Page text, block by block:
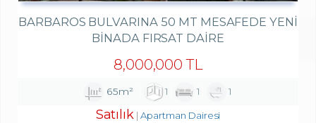
BARBAROS BULVARINA 50 MT MESAFEDE YENI
BINADA FIRSAT DAIRE
8,000,000 TL
65m² 1 1 1
Satılık Apartman Dairesi